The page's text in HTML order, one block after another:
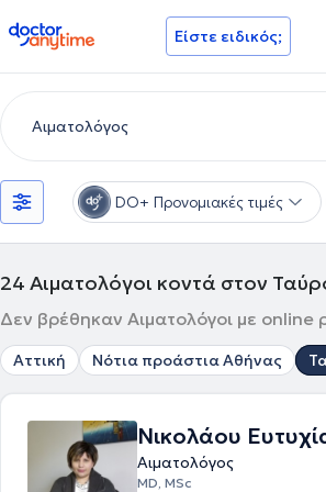
doctoranytime Είστε ειδικός;
DO+ Προνομιακές τιμές
24 Αιματολόγοι κοντά στον
Δεν βρέθηκαν Αιματολόγοι με online
Αττική Νότια προάστια Αθήνας
Νικολάου
Αιματολόγος
MD, MSc